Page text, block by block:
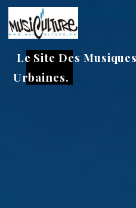
Aller
au
contenu
Le Site Des
Urbaines.